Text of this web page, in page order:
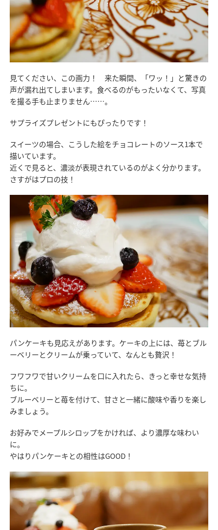
見てください、この画力！ 来た瞬間、「ワッ！」と驚きの
声が漏れ出てしまいます。食べるのがもったいなくて、写真
を撮る手も止まりません……。
サプライズプレゼントにもぴったりです！
スイーツの場合、こうした絵をチョコレートのソース1本で
描いています。
近くで見ると、濃淡が表現されているのがよく分かります。
さすがはプロの技！
パンケーキも見応えがあります。ケーキの上には、苺とブル
ーベリーとクリームが乗っていて、なんとも贅沢！
フワフワで甘いクリームを口に入れたら、きっと幸せな気持
ちに。
ブルーベリーと苺を付けて、甘さと一緒に酸味や香りを楽し
みましょう。
お好みでメープルシロップをかければ、より濃厚な味わい
に。
やはりパンケーキとの相性はGOOD！